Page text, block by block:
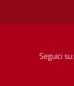
Seguici su: